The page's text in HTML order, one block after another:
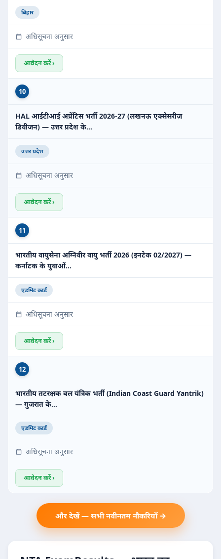
बिहार
अधिसूचना अनुसार
आवेदन करें ›
10
HAL आईटीआई अप्रेंटिस भर्ती 2026-27 (लखनऊ एक्सेसरीज़
डिवीजन) — उत्तर प्रदेश के…
उत्तर प्रदेश
अधिसूचना अनुसार
आवेदन करें ›
11
भारतीय वायुसेना अग्निवीर वायु भर्ती 2026 (इनटेक 02/2027) —
कर्नाटक के युवाओं…
एडमिट कार्ड
अधिसूचना अनुसार
आवेदन करें ›
12
भारतीय तटरक्षक बल यंत्रिक भर्ती (Indian Coast Guard Yantrik)
— गुजरात के…
एडमिट कार्ड
अधिसूचना अनुसार
आवेदन करें ›
और देखें — सभी नवीनतम नौकरियाँ →